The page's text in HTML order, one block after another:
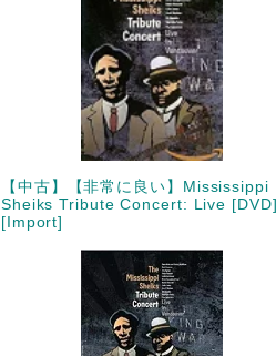
【中古】【非常に良い】Mississippi
Sheiks Tribute Concert: Live [DVD]
[Import]